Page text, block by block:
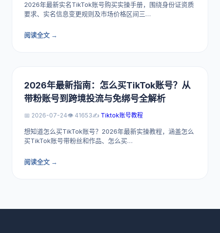
2026年最新实名TikTok账号购买实操手册，围绕身份证资质
要求、实名信息变更规则及市场价格区间三…
阅读全文 →
2026年最新指南：怎么买TikTok账号？从
带粉账号到跨境投流与免绑号全解析
📅 2026-07-24👁️ 41653✍️ Tiktok账号教程
想知道怎么买TikTok账号？2026年最新实操教程，涵盖怎么
买TikTok账号带粉丝和作品、怎么买…
阅读全文 →